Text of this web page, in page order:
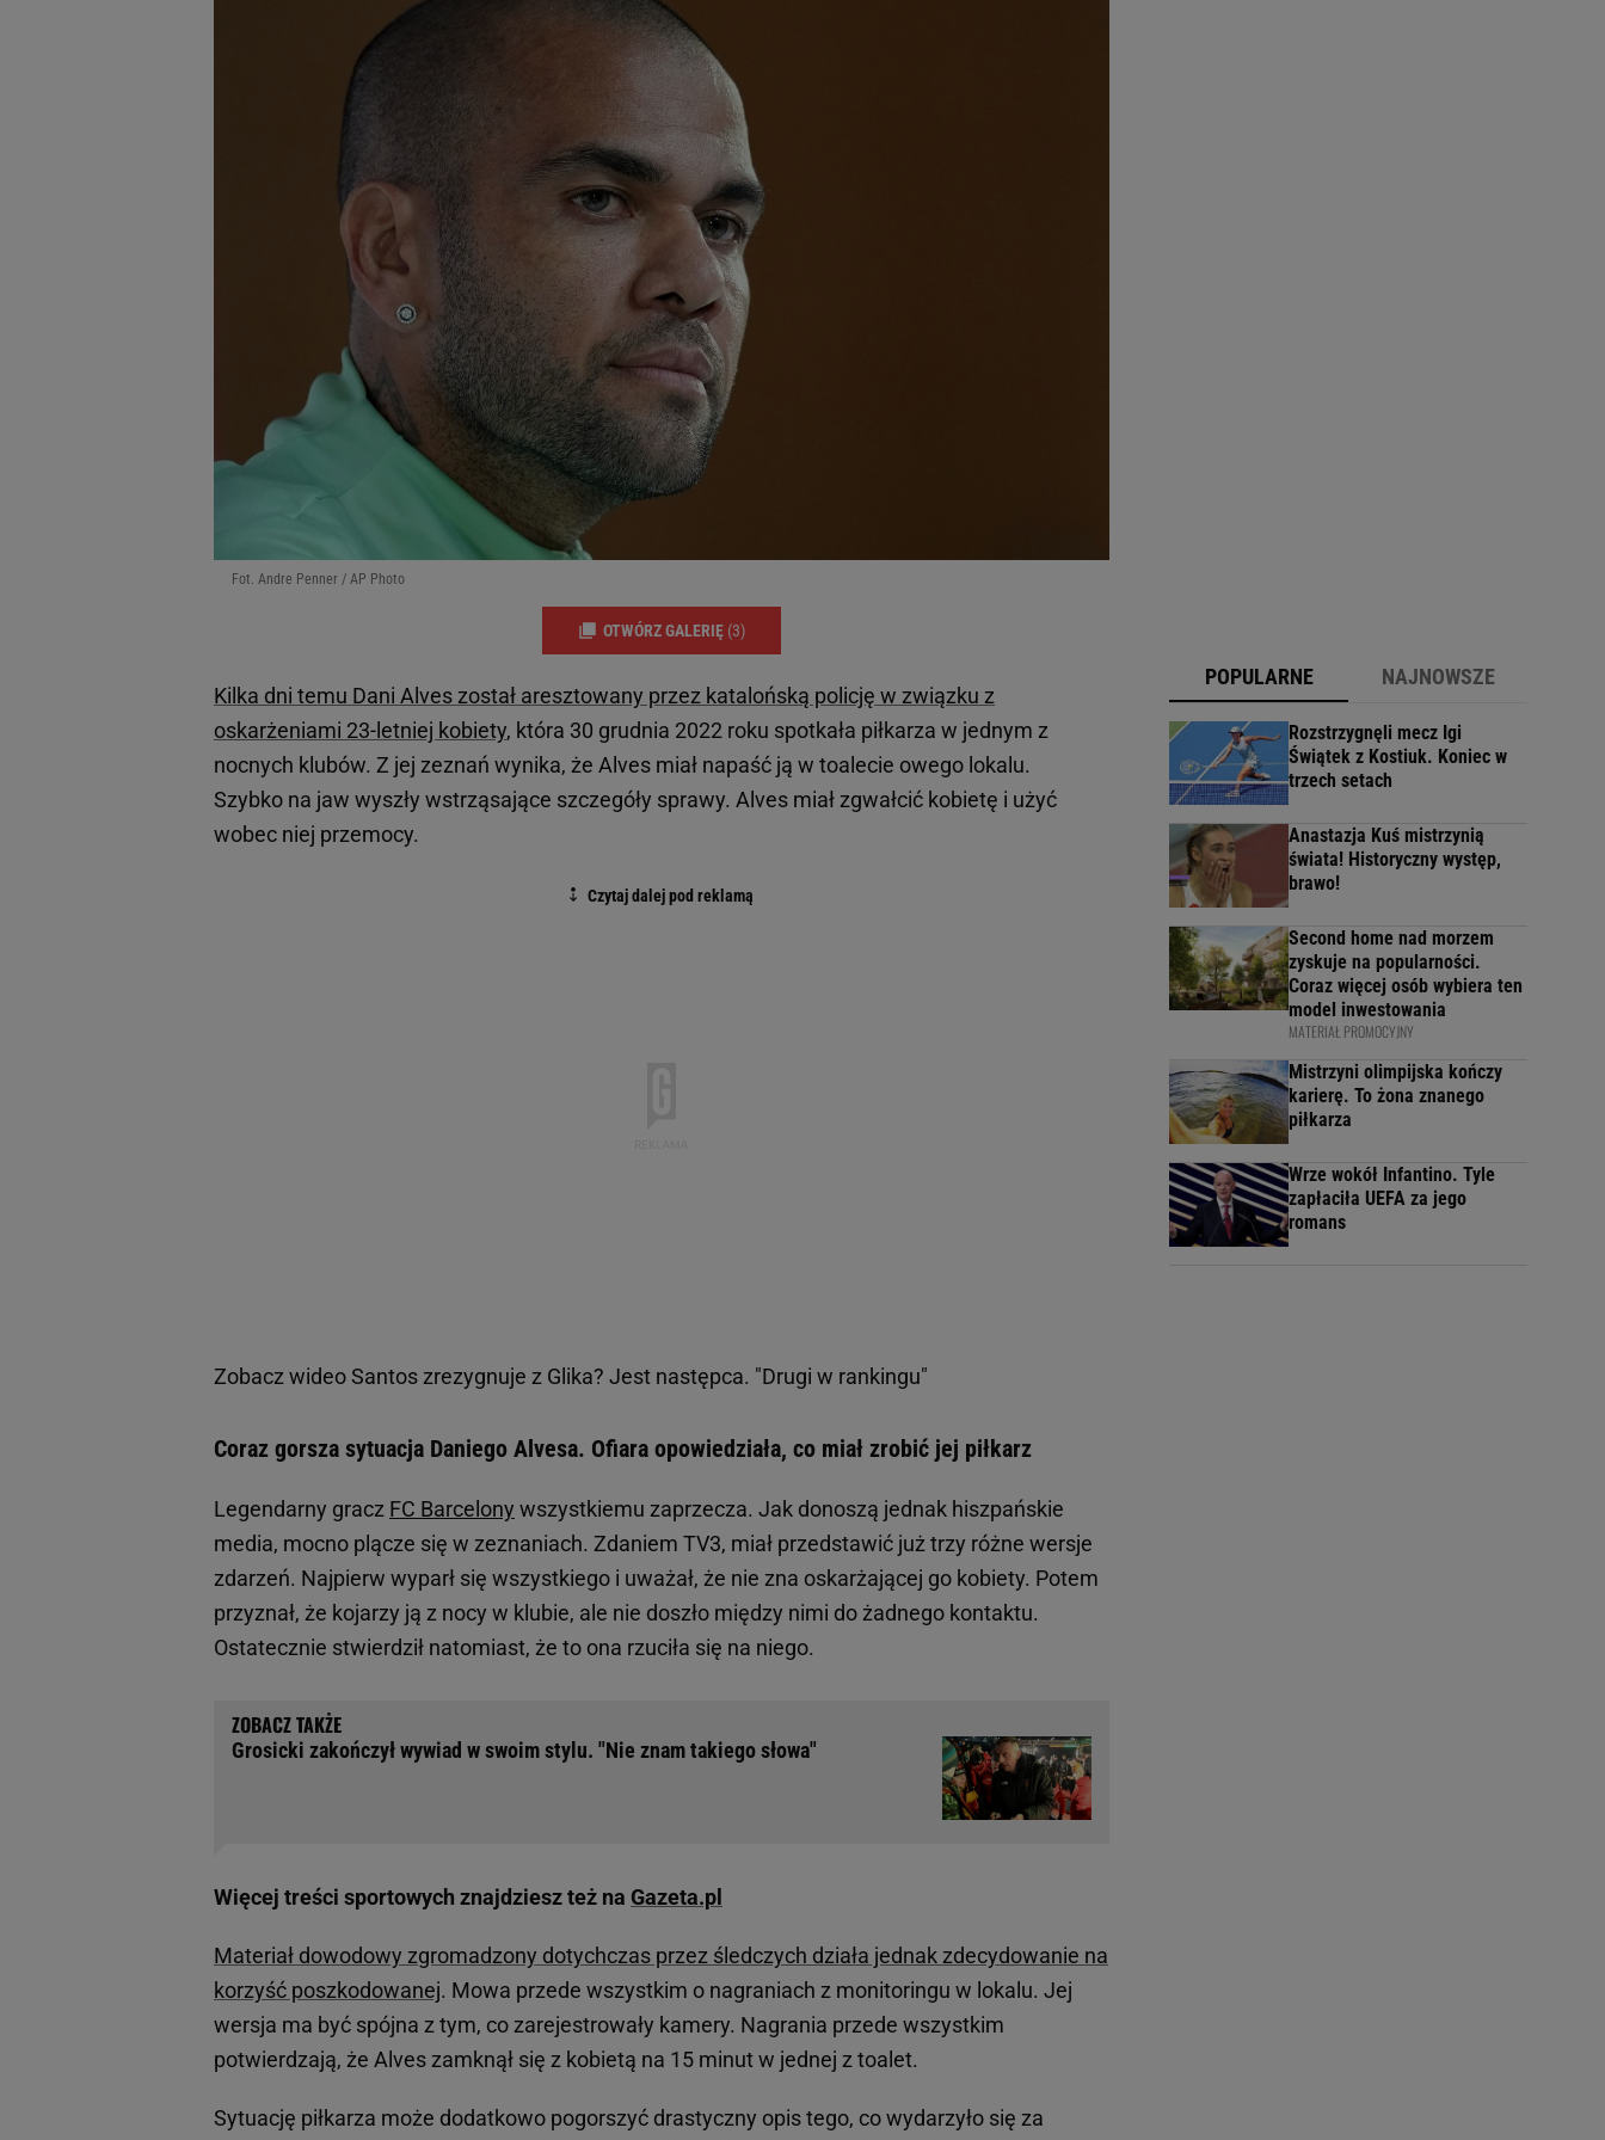
Fot. Andre Penner / AP Photo
OTWÓRZ GALERIĘ (3)
Kilka dni temu Dani Alves został aresztowany przez katalońską policję w związku z
oskarżeniami 23-letniej kobiety, która 30 grudnia 2022 roku spotkała piłkarza w jednym z
nocnych klubów. Z jej zeznań wynika, że Alves miał napaść ją w toalecie owego lokalu.
Szybko na jaw wyszły wstrząsające szczegóły sprawy. Alves miał zgwałcić kobietę i użyć
wobec niej przemocy.
Zobacz wideoSantos zrezygnuje z Glika? Jest następca. "Drugi w rankingu"
Coraz gorsza sytuacja Daniego Alvesa. Ofiara opowiedziała, co miał zrobić jej piłkarz
Legendarny gracz FC Barcelony wszystkiemu zaprzecza. Jak donoszą jednak hiszpańskie
media, mocno plącze się w zeznaniach. Zdaniem TV3, miał przedstawić już trzy różne wersje
zdarzeń. Najpierw wyparł się wszystkiego i uważał, że nie zna oskarżającej go kobiety. Potem
przyznał, że kojarzy ją z nocy w klubie, ale nie doszło między nimi do żadnego kontaktu.
Ostatecznie stwierdził natomiast, że to ona rzuciła się na niego.
Grosicki zakończył wywiad w swoim stylu. "Nie znam takiego słowa"
Więcej treści sportowych znajdziesz też na Gazeta.pl
Materiał dowodowy zgromadzony dotychczas przez śledczych działa jednak zdecydowanie na
korzyść poszkodowanej. Mowa przede wszystkim o nagraniach z monitoringu w lokalu. Jej
wersja ma być spójna z tym, co zarejestrowały kamery. Nagrania przede wszystkim
potwierdzają, że Alves zamknął się z kobietą na 15 minut w jednej z toalet.
Sytuację piłkarza może dodatkowo pogorszyć drastyczny opis tego, co wydarzyło się za
POPULARNE NAJNOWSZE
Rozstrzygnęli mecz Igi
Świątek z Kostiuk. Koniec w
trzech setach
Anastazja Kuś mistrzynią
świata! Historyczny występ,
brawo!
Second home nad morzem
zyskuje na popularności.
Coraz więcej osób wybiera ten
model inwestowania
MATERIAŁ PROMOCYJNY
Mistrzyni olimpijska kończy
karierę. To żona znanego
piłkarza
Wrze wokół Infantino. Tyle
zapłaciła UEFA za jego
romans